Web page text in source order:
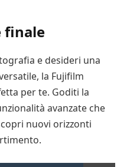
finale
e desideri una
la Fujifilm
per te. Goditi la
avanzate che
nuovi orizzonti